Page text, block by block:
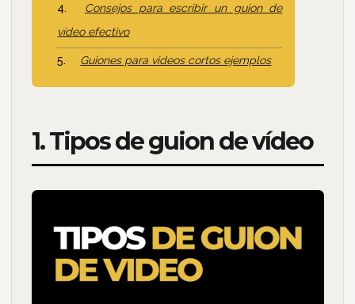
Consejos para escribir un guion de
vídeo efectivo
Guiones para videos cortos ejemplos
1. Tipos de guion de vídeo